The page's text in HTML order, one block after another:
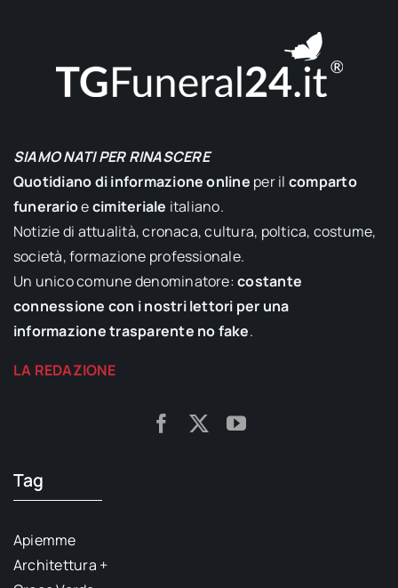
SIAMO NATI PER RINASCERE
Quotidiano di informazione online per il comparto
funerarioecimiteriale italiano.
Notizie di attualità, cronaca, cultura, poltica, costume,
società, formazione professionale.
Un unico comune denominatore:costante
connessione con i nostri lettori per una
informazione trasparente no fake.
LA REDAZIONE
Tag
Apiemme
Architettura +